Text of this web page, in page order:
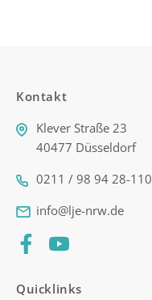
Kontakt
Klever Straße 23
40477 Düsseldorf
0211 / 98 94 28-110
info@lje-nrw.de
Quicklinks